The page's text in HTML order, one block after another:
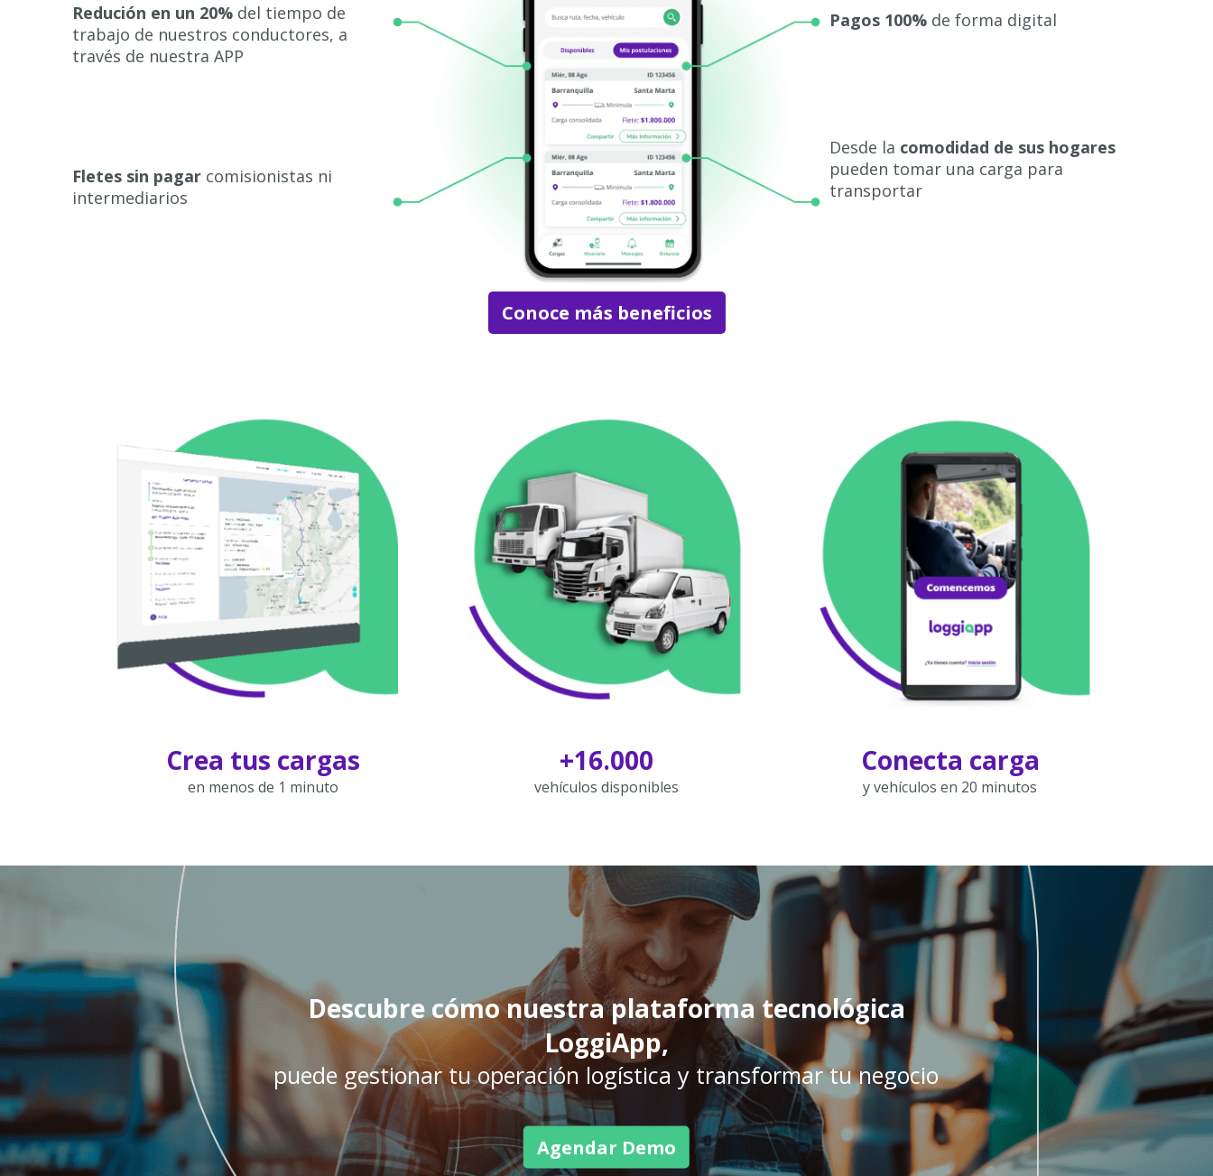
Redución en un 20% del tiempo de
trabajo de nuestros conductores, a
través de nuestra APP
Fletes sin pagar comisionistas ni
intermediarios
Pagos 100%de forma digital
Desde la comodidad de sus hogares
pueden tomar una carga para
transportar
Conoce más beneficios
Crea tus cargas
en menos de 1 minuto
+16.000
vehículos disponibles
Conecta carga
y vehículos en 20 minutos
Descubre cómo nuestra plataforma tecnológica
LoggiApp,
puede gestionar tu operación logística y transformar tu negocio
Agendar Demo